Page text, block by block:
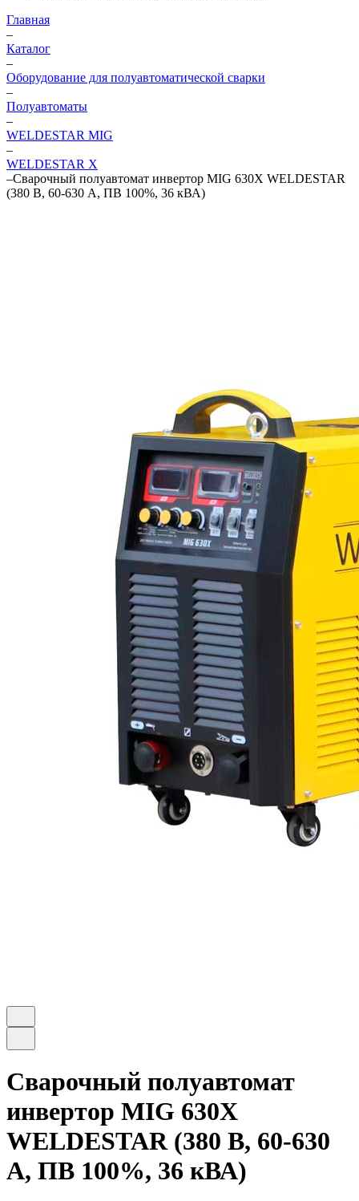
Главная
–
Каталог
–
Оборудование для полуавтоматической сварки
–
Полуавтоматы
–
WELDESTAR MIG
–
WELDESTAR X
–Сварочный полуавтомат инвертор MIG 630X WELDESTAR
(380 В, 60-630 А, ПВ 100%, 36 кВА)
Сварочный полуавтомат
инвертор MIG 630X
WELDESTAR (380 В, 60-630
А, ПВ 100%, 36 кВА)